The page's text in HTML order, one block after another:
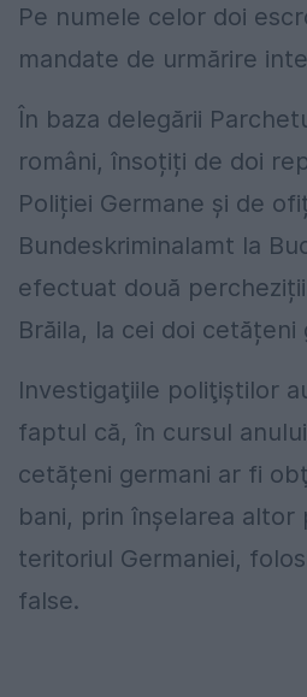
Pe numele celor doi
mandate de urmărire
În baza delegării
români, însoțiți de doi
Poliției Germane și de
Bundeskriminalamt la
efectuat două
Brăila, la cei doi cetățeni
Investigaţiile poliţiştilor
faptul că, în cursul
cetățeni germani ar fi
bani, prin înșelarea altor
teritoriul Germaniei,
false.